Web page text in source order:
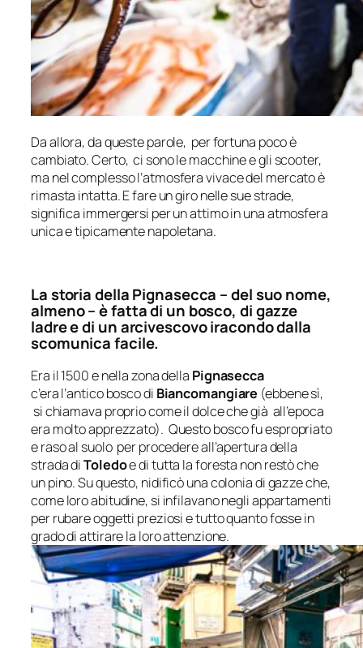
Da allora, da queste parole, per fortuna poco è
cambiato. Certo, ci sono le macchine e gli scooter,
ma nel complesso l’atmosfera vivace del mercato è
rimasta intatta. E fare un giro nelle sue strade,
significa immergersi per un attimo in una atmosfera
unica e tipicamente napoletana.
La storia della Pignasecca – del suo nome,
almeno – è fatta di un bosco, di gazze
ladre e di un arcivescovo iracondo dalla
scomunica facile.
Era il 1500 e nella zona della Pignasecca
c’era l’antico bosco di Biancomangiare (ebbene sì,
si chiamava proprio come il dolce che già all’epoca
era molto apprezzato). Questo bosco fu espropriato
e raso al suolo per procedere all’apertura della
strada diToledoe di tutta la foresta non restò che
un pino. Su questo, nidificò una colonia di gazze che,
come loro abitudine, si infilavano negli appartamenti
per rubare oggetti preziosi e tutto quanto fosse in
grado di attirare la loro attenzione.